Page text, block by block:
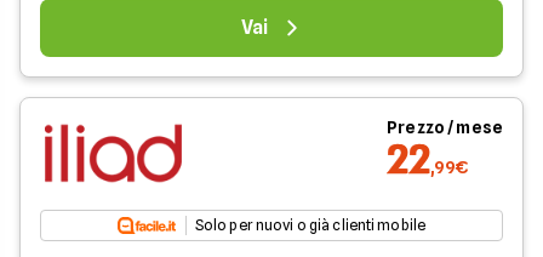
Vai
Prezzo / mese
22,99€
Solo per nuovi o già clienti mobile